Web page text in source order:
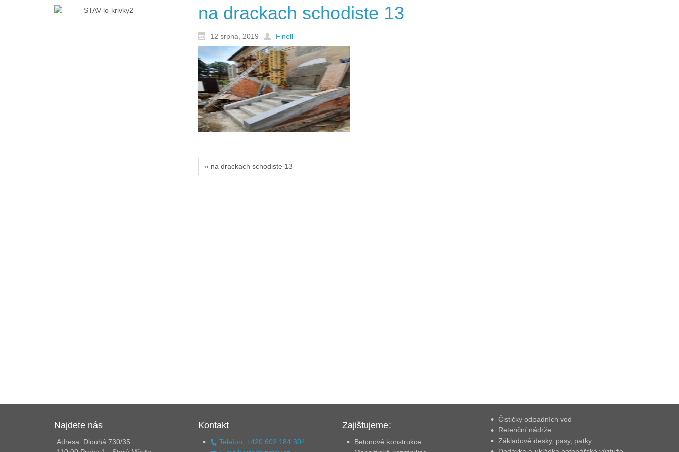
na drackach schodiste 13
12 srpna, 2019 Finell
« na drackach schodiste 13
Najdete nás
Adresa: Dlouhá 730/35
Kontakt
Telefon: +420 602 184 304
Zajištujeme:
Betonové konstrukce
Čističky odpadních vod
Retenční nádrže
Základové desky, pasy, patky